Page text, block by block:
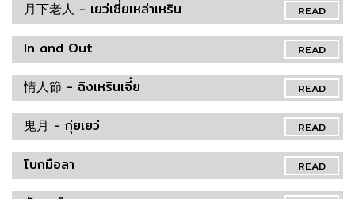
READ
月下老人 - เยว่เซี่ยเหล่าเหริน
READ
In and Out
READ
情人節 - ฉิงเหรินเจี๋ย
READ
鬼月 - กุ่ยเยว่
READ
โบกมือลา